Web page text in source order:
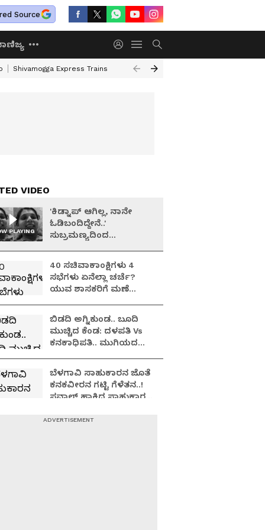
Source
Shivamogga Express Trains Airtel Prepaid Plan
VIDEO
PLAYING
'ಕಿಡ್ನಾಪ್‌ ಆಗಿಲ್ಲ, ನಾನೇ
ಓಡಿಬಂದಿದ್ದೇನೆ..'
ಸುಬ್ರಮಣ್ಯದಿಂದ
40 ಸಚಿವಾಕಾಂಕ್ಷಿಗಳು 4
ಸಭೆಗಳು ಏನೆಲ್ಲಾ ಚರ್ಚೆ?
ಯುವ ಶಾಸಕರಿಗೆ ಮಣೆ
ಬಿಡದಿ ಅಗ್ನಿಕುಂಡ.. ಬೂದಿ
ಮುಚ್ಚಿದ ಕೆಂಡ: ದಳಪತಿ Vs
ಕನಕಾಧಿಪತಿ.. ಮುಗಿಯದ
ಬೆಳಗಾವಿ ಸಾಹುಕಾರನ ಜೊತೆ
ಕನಕವೀರನ ಗಟ್ಟಿ ಗೆಳೆತನ..!
ಸವಾಲ್ ಹಾಕಿದ್ದ ಸಾಹುಕಾರ,